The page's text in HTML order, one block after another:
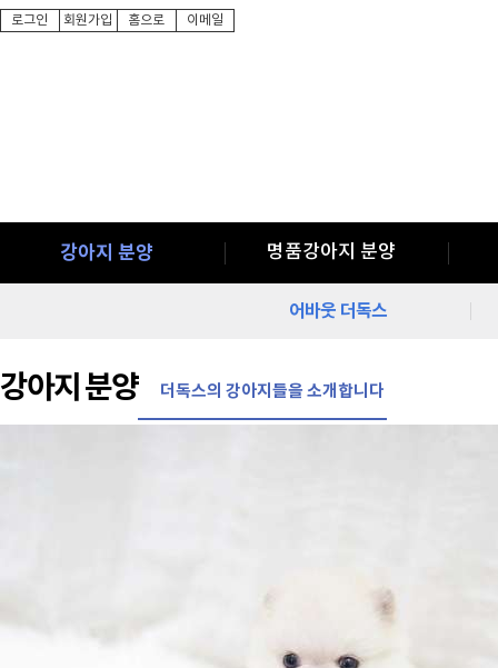
로그인 회원가입 홈으로 이메일
강아지 분양 명품강아지 분양
어바웃 더독스
강아지 분양 더독스의 강아지들을 소개합니다